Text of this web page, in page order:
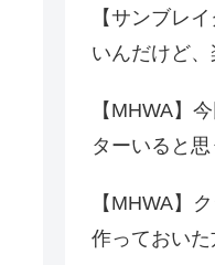
【サンブレ
いんだけど、
【MHWA】
ターいると思
【MHWA】
作っておいた